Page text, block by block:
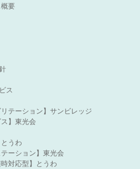
要
ス
リテーション】サンビレッジ
ス】東光会
とうわ
テーション】東光会
時対応型】とうわ